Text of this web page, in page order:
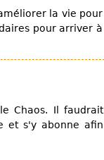
la vie pour
pour arriver à
Chaos. Il faudrait
et s'y abonne afin